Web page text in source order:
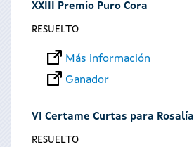
XXIII Premio Puro Cora
RESUELTO
Más información
Ganador
VI Certame Curtas para Rosalía
RESUELTO